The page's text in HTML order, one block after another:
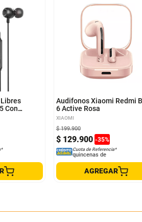
Con
Audifonos Xiaomi Redmi
6 Active Rosa
XIAOMI
$ 129.900 -35%
$ 199.900
Cuota de Referencia*
quincenas de
AGREGAR